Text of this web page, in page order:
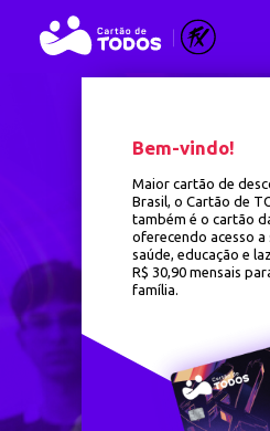
Bem-vindo!
Maior cartão de
Brasil, o Cartão de
também é o cartão
oferecendo acesso a
saúde, educação e
R$ 30,90 mensais
família.
Em breve
TODOS
Próximo